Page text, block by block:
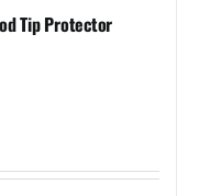
Tip Protector